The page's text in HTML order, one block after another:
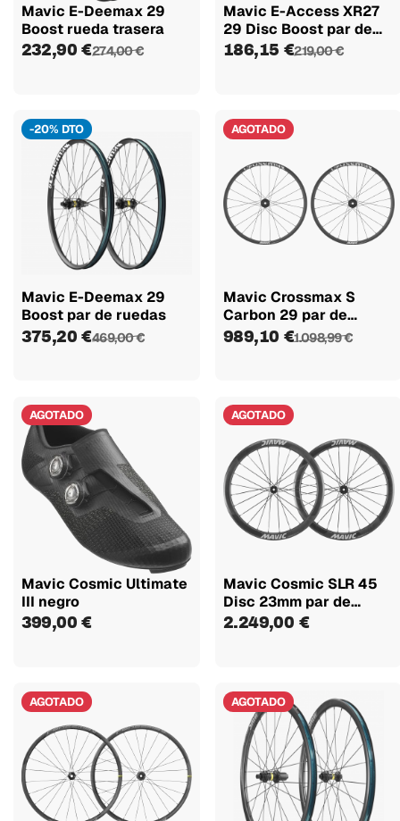
Mavic E-Deemax 29
Boost rueda trasera
232,90 €274,00 €
Mavic E-Access XR27
29 Disc Boost par de
ruedas
186,15 €219,00 €
-20% DTO
Mavic E-Deemax 29
Boost par de ruedas
375,20 €469,00 €
AGOTADO
Mavic Crossmax S
Carbon 29 par de
ruedas
989,10 €1.098,99 €
AGOTADO
Mavic Cosmic Ultimate
III negro
399,00 €
AGOTADO
Mavic Cosmic SLR 45
Disc 23mm par de
ruedas
2.249,00 €
AGOTADO AGOTADO